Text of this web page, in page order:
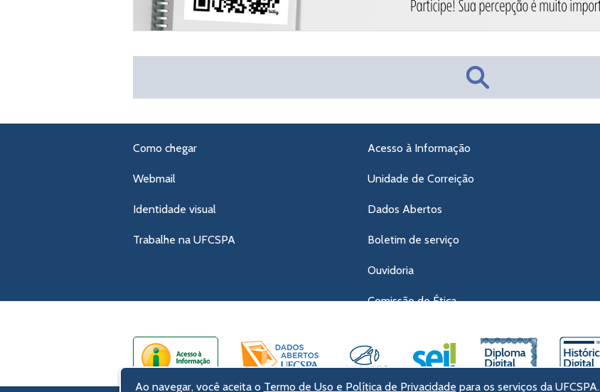
Como chegar
Webmail
Identidade visual
Trabalhe na UFCSPA
Acesso à Informação
Unidade de Correição
Dados Abertos
Boletim de serviço
Ouvidoria
Comissão de Ética
Ao navegar, você aceita o Termo de Uso e Política de Privacidade para os serviços da UFCSPA.